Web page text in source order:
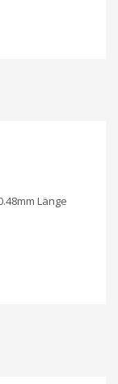
Länge